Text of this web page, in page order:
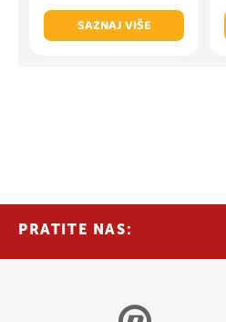
SAZNAJ VIŠE
PRATITE NAS: